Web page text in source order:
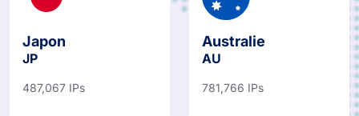
Japon
JP
Australie
AU